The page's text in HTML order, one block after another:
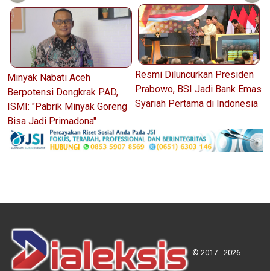
Minyak Nabati Aceh
Berpotensi Dongkrak PAD,
ISMI: "Pabrik Minyak Goreng
Bisa Jadi Primadona"
Resmi Diluncurkan Presiden
Prabowo, BSI Jadi Bank Emas
Syariah Pertama di Indonesia
© 2017 - 2026